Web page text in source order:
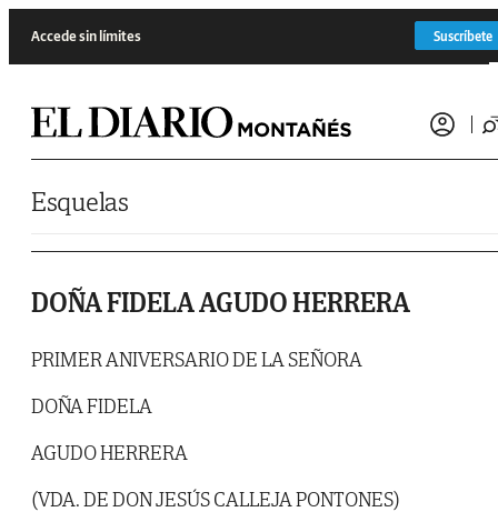
Accede sin límites Suscríbete
Esquelas
DOÑA FIDELA AGUDO HERRERA
PRIMER ANIVERSARIO DE LA SEÑORA
DOÑA FIDELA
AGUDO HERRERA
(VDA. DE DON JESÚS CALLEJA PONTONES)